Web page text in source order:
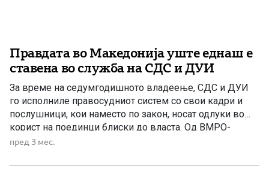
Правдата во Македонија уште еднаш е
ставена во служба на СДС и ДУИ
За време на седумгодишното владеење, СДС и ДУИ
го исполниле правосудниот систем со свои кадри и
послушници, кои наместо по закон, носат одлуки во
корист на поединци блиски до власта. Од ВМРО-
ДПМНЕ ја оценуваат како скандалозна одлуката на ЈО
постапката за, како што велат, криминал тежок […]
пред 3 мес.